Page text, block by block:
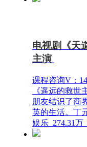
电视剧《天
主演
课程咨询V：
《遥远的救世
朋友结识了商
英的生活。丁
娱乐 274.31万